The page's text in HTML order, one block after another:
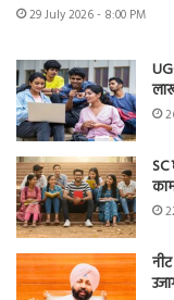
29 July 2026 - 8:00 PM